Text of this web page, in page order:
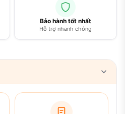
Bảo hành tốt nhất
Hỗ trợ nhanh chóng